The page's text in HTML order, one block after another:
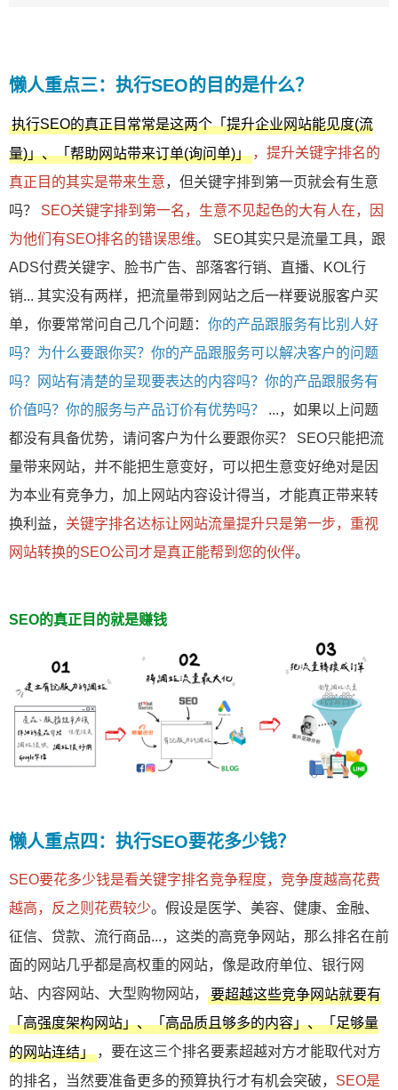
懒人重点三：执行SEO的目的是什么？
执行SEO的真正目常常是这两个「提升企业网站能见度(流
量)」、「帮助网站带来订单(询问单)」 ，提升关键字排名的
真正目的其实是带来生意，但关键字排到第一页就会有生意
吗？ SEO关键字排到第一名，生意不见起色的大有人在，因
为他们有SEO排名的错误思维。 SEO其实只是流量工具，跟
ADS付费关键字、脸书广告、部落客行销、直播、KOL行
销... 其实没有两样，把流量带到网站之后一样要说服客户买
单，你要常常问自己几个问题： 你的产品跟服务有比别人好
吗？为什么要跟你买？你的产品跟服务可以解决客户的问题
吗？网站有清楚的呈现要表达的内容吗？你的产品跟服务有
价值吗？你的服务与产品订价有优势吗？ ...，如果以上问题
都没有具备优势，请问客户为什么要跟你买？ SEO只能把流
量带来网站，并不能把生意变好，可以把生意变好绝对是因
为本业有竞争力，加上网站内容设计得当，才能真正带来转
换利益， 关键字排名达标让网站流量提升只是第一步，重视
网站转换的SEO公司才是真正能帮到您的伙伴。
SEO的真正目的就是赚钱
懒人重点四：执行SEO要花多少钱？
SEO要花多少钱是看关键字排名竞争程度，竞争度越高花费
越高，反之则花费较少。假设是医学、美容、健康、金融、
征信、贷款、流行商品...，这类的高竞争网站，那么排名在前
面的网站几乎都是高权重的网站，像是政府单位、银行网
站、内容网站、大型购物网站，
要超越这些竞争网站就要有
「高强度架构网站」、「高品质且够多的内容」、「足够量
的网站连结」 ，要在这三个排名要素超越对方才能取代对方
的排名，当然要准备更多的预算执行才有机会突破， SEO是